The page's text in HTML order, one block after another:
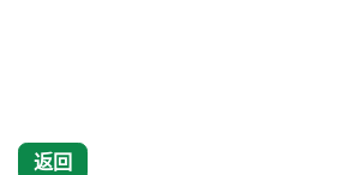
返回